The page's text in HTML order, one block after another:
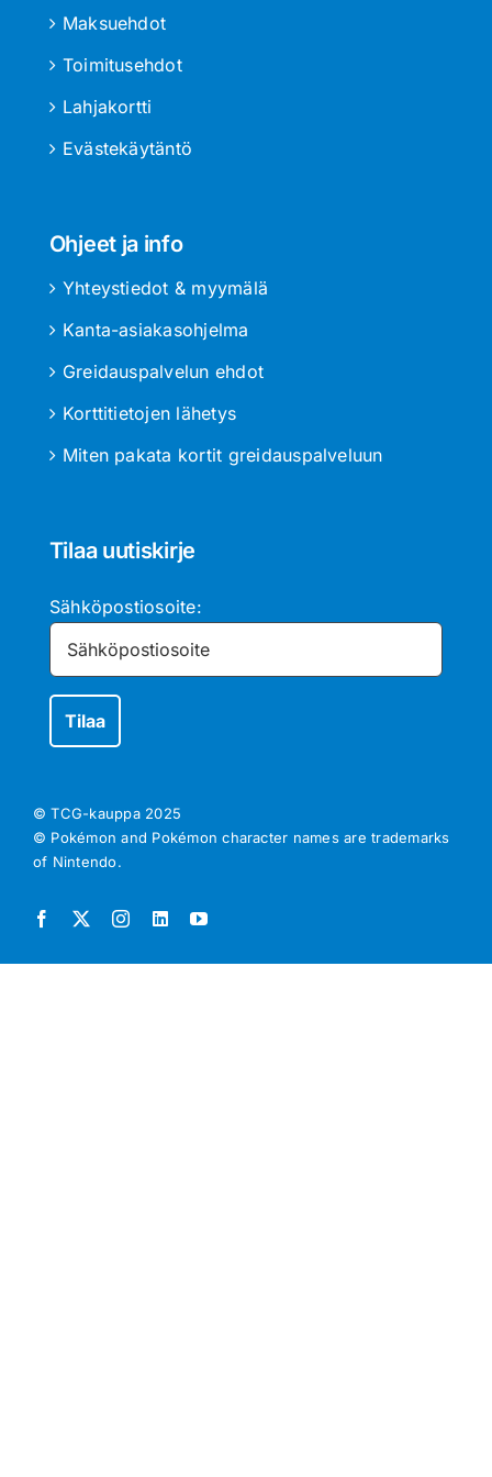
Maksuehdot
Toimitusehdot
Lahjakortti
Evästekäytäntö
Ohjeet ja info
Yhteystiedot & myymälä
Kanta-asiakasohjelma
Greidauspalvelun ehdot
Korttitietojen lähetys
Miten pakata kortit greidauspalveluun
Tilaa uutiskirje
Sähköpostiosoite:
© TCG-kauppa 2025
© Pokémon and Pokémon character names are trademarks
of Nintendo.